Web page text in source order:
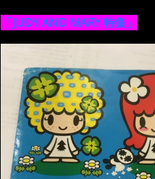
「JUDY AND MARY 特集」